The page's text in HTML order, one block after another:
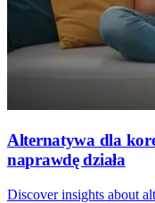
Alternatywa dla
naprawdę działa
Discover insights about